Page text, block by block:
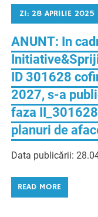
ZI:28 APRILIE 2025
ANUNT: In
ID 301628
2027, s-a
faza
planuri de
Data publicării:
READ MORE